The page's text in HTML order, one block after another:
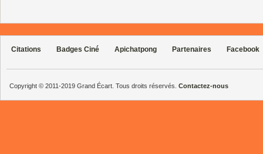
Citations Badges Ciné Apichatpong Partenaires Facebook
Copyright © 2011-2019 Grand Écart. Tous droits réservés. Contactez-nous